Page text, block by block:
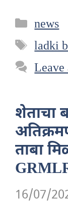
news
Tags
ladki
Leave
शेताचा
ताबा
16/07/